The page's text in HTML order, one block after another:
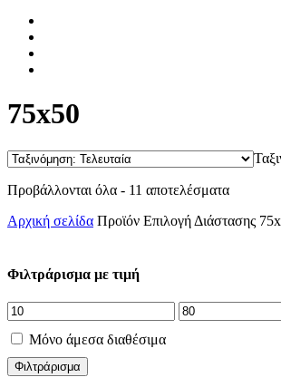
75x50
Προβάλλονται όλα - 11 αποτελέσματαSorted
latest
Αρχική σελίδα Προϊόν Επιλογή Διάστασης
Φιλτράρισμα με τιμή
Μόνο άμεσα διαθέσιμα
Φιλτράρισμα